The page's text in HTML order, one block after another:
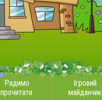
Радимо
прочитати
Ігровий
майданчик